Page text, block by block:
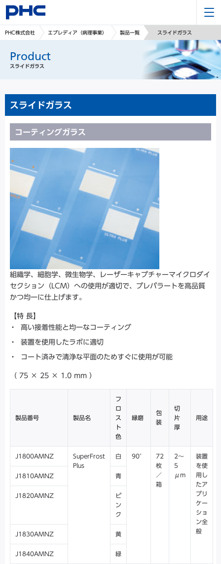
PHC株式会社 エプレディア（病理事業） 製品一覧 スライドガラス
Product
スライドガラス
スライドガラス
コーティングガラス
組織学、細胞学、微生物学、レーザーキャプチャーマイクロダイ
セクション（LCM）への使用が適切で、プレパラートを高品質
かつ均一に仕上げます。
【特 長】
高い接着性能と均一なコーティング
装置を使用したラボに適切
コート済みで清浄な平面のためすぐに使用が可能
（ 75 × 25 × 1.0 mm ）
製品番号 製品名
フ
ロ
ス
ト
色
縁磨
包
装
切
片
厚
用途
J1800AMNZ
SuperFrost
Plus
白 90°
72
枚
／
箱
2～
5
μm
装置
を使
用し
たア
プリ
ケー
ショ
ン全
般
J1810AMNZ 青
J1820AMNZ
ピ
ン
ク
J1830AMNZ 黄
J1840AMNZ 緑